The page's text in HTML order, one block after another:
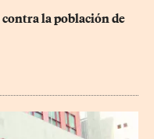
la población de